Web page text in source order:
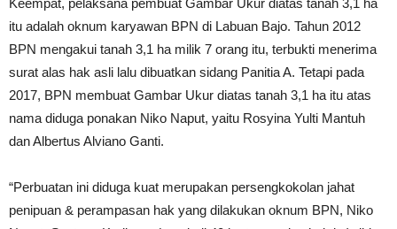
itu adalah oknum karyawan BPN di Labuan Bajo. Tahun 2012
BPN mengakui tanah 3,1 ha milik 7 orang itu, terbukti menerima
surat alas hak asli lalu dibuatkan sidang Panitia A. Tetapi pada
2017, BPN membuat Gambar Ukur diatas tanah 3,1 ha itu atas
nama diduga ponakan Niko Naput, yaitu Rosyina Yulti Mantuh
dan Albertus Alviano Ganti.
“Perbuatan ini diduga kuat merupakan persengkokolan jahat
penipuan & perampasan hak yang dilakukan oknum BPN, Niko